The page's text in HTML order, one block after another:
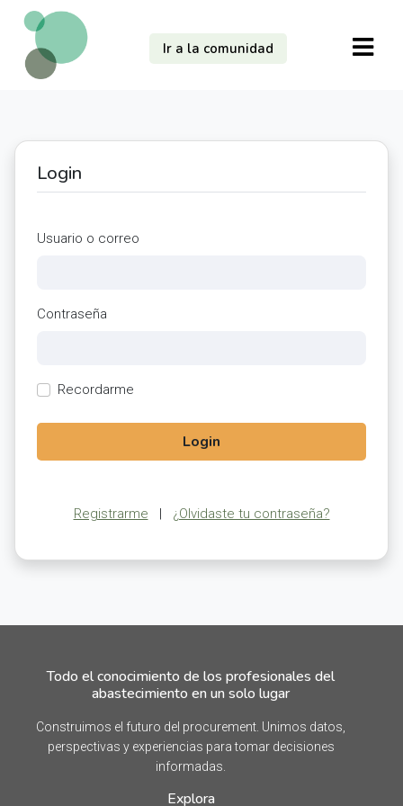
Ir a la comunidad
Login
Usuario o correo
Contraseña
Recordarme
Login
Registrarme | ¿Olvidaste tu contraseña?
Todo el conocimiento de los profesionales del
abastecimiento en un solo lugar
Construimos el futuro del procurement. Unimos datos,
perspectivas y experiencias para tomar decisiones
informadas.
Explora